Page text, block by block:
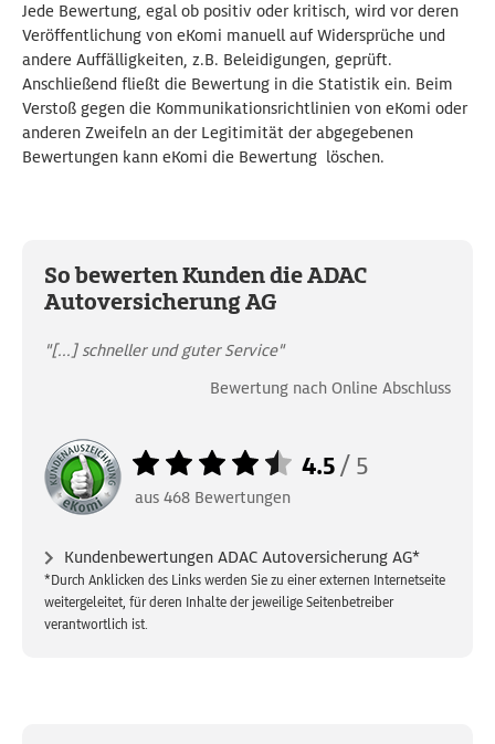
Jede Bewertung, egal ob positiv oder kritisch, wird vor deren
Veröffentlichung von eKomi manuell auf Widersprüche und
andere Auffälligkeiten, z.B. Beleidigungen, geprüft.
Anschließend fließt die Bewertung in die Statistik ein. Beim
Verstoß gegen die Kommunikationsrichtlinien von eKomi oder
anderen Zweifeln an der Legitimität der abgegebenen
Bewertungen kann eKomi die Bewertung löschen.
So bewerten Kunden die ADAC
Autoversicherung AG
aus 468 Bewertungen
4.5/ 5
"[...] schneller und guter Service"
Bewertung nach Online Abschluss
Kundenbewertungen ADAC Autoversicherung AG*
*Durch Anklicken des Links werden Sie zu einer externen Internetseite
weitergeleitet, für deren Inhalte der jeweilige Seitenbetreiber
verantwortlich ist.